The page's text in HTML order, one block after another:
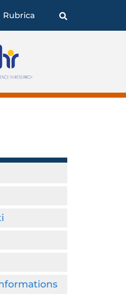
Rubrica